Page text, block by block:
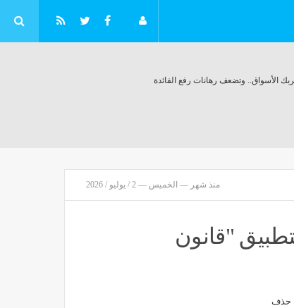
الأسواق.. وتضعف رهانات رفع الفائدة
منذ شهر — الخميس — 2 / يوليو / 2026
"قانون
حذف